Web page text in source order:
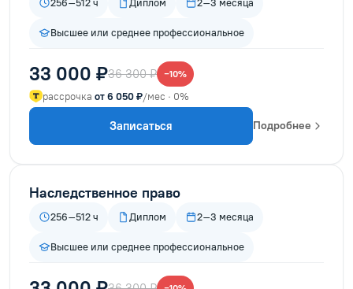
256–512 ч Диплом 2–3 месяца
Высшее или среднее профессиональное
33 000 ₽36 300 ₽ −10%
рассрочка от 6 050 ₽/мес · 0%
Записаться Подробнее
Наследственное право
256–512 ч Диплом 2–3 месяца
Высшее или среднее профессиональное